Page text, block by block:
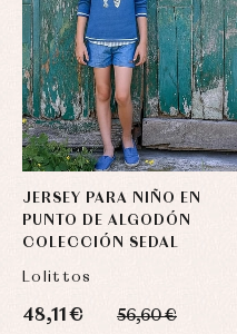
JERSEY PARA NIÑO EN
PUNTO DE ALGODÓN
COLECCIÓN SEDAL
Lolittos
48,11 € 56,60 €